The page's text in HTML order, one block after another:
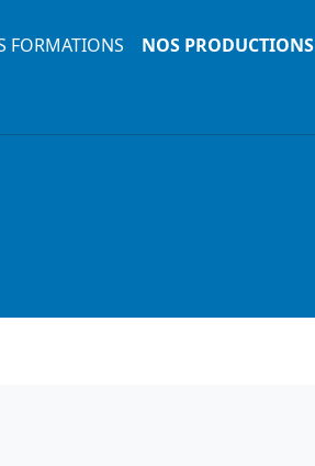
FORMATIONS
NOS PRODUCTIONS